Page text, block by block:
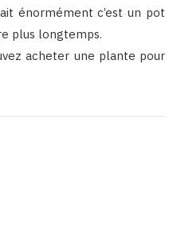
énormément c’est un pot
plus longtemps.
acheter une plante pour